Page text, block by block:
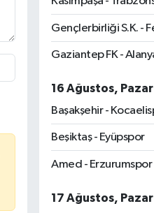
Gençlerbirliği S.K. -
Gaziantep FK -
16 Ağustos, Pazar
Başakşehir -
Beşiktaş - Eyüpspor
Amed - Erzurumspor
17 Ağustos,